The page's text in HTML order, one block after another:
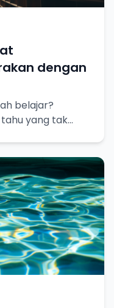
dengan
belajar?
yang tak